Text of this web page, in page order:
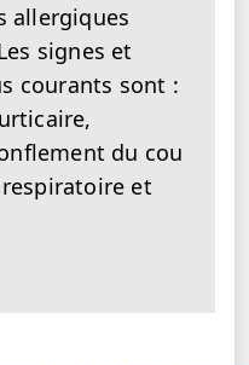
allergiques
signes et
courants sont :
du cou
et